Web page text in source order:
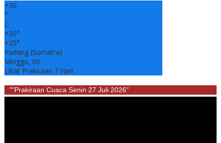
+30
°
C
+30°
+25°
Padang (Sumatra)
Minggu, 09
Lihat Prakiraan 7 Hari
""Prakiraan Cuaca Senin 27 Juli 2026"